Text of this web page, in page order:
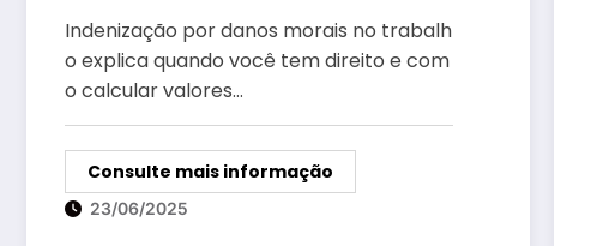
Receber?
Indenização por danos morais no trabalh
o explica quando você tem direito e com
o calcular valores…
Consulte mais informação
23/06/2025